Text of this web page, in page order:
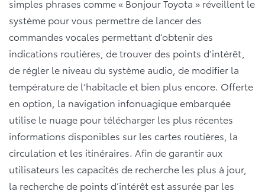
simples phrases comme « Bonjour Toyota » réveillent le
système pour vous permettre de lancer des
commandes vocales permettant d’obtenir des
indications routières, de trouver des points d’intérêt,
de régler le niveau du système audio, de modifier la
température de l’habitacle et bien plus encore. Offerte
en option, la navigation infonuagique embarquée
utilise le nuage pour télécharger les plus récentes
informations disponibles sur les cartes routières, la
circulation et les itinéraires. Afin de garantir aux
utilisateurs les capacités de recherche les plus à jour,
la recherche de points d’intérêt est assurée par les